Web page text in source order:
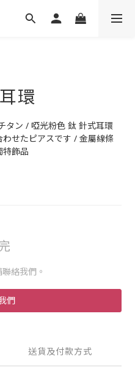
環
タン / 啞光粉色 鈦 針式耳環
せたピアスです / 金屬線條
特飾品
絡我們。
們
送貨及付款方式